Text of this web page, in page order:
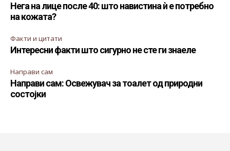
Нега на лице после 40: што навистина ѝ е потребно
на кожата?
Факти и цитати
Интересни факти што сигурно не сте ги знаеле
Направи сам
Направи сам: Освежувач за тоалет од природни
состојки